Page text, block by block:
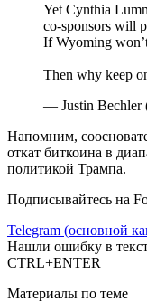
Yet Cynthia
co-sponsors will
If Wyoming
Then why keep
— Justin Bechler
Напомним,
откат биткоина в
политикой Трампа.
Подписывайтесь на
Telegram (основной
Нашли ошибку в
CTRL+ENTER
Материалы по теме